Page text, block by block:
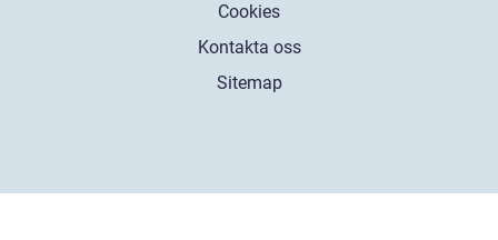
Cookies
Kontakta oss
Sitemap